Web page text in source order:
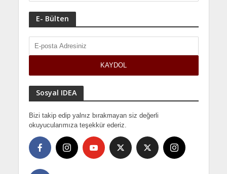
E- Bülten
Sosyal IDEA
Bizi takip edip yalnız bırakmayan siz değerli
okuyucularımıza teşekkür ederiz.